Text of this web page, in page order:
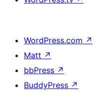
WordPress.com ↗
Matt ↗
bbPress ↗
BuddyPress ↗